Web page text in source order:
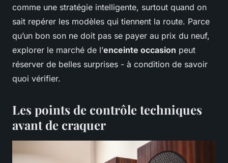
comme une stratégie intelligente, surtout quand on
sait repérer les modèles qui tiennent la route. Parce
qu’un bon son ne doit pas se payer au prix du neuf,
explorer le marché de l’enceinte occasion peut
réserver de belles surprises - à condition de savoir
quoi vérifier.
Les points de contrôle techniques
avant de craquer